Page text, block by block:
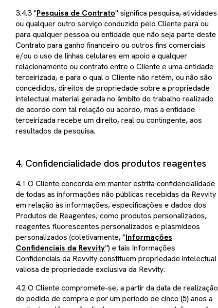
3.4.3 "Pesquisa de Contrato" significa pesquisa, atividades
ou qualquer outro serviço conduzido pelo Cliente para ou
para qualquer pessoa ou entidade que não seja parte deste
Contrato para ganho financeiro ou outros fins comerciais
e/ou o uso de linhas celulares em apoio a qualquer
relacionamento ou contrato entre o Cliente e uma entidade
terceirizada, e para o qual o Cliente não retém, ou não são
concedidos, direitos de propriedade sobre a propriedade
intelectual material gerada no âmbito do trabalho realizado
de acordo com tal relação ou acordo, mas a entidade
terceirizada recebe um direito, real ou contingente, aos
resultados da pesquisa.
4. Confidencialidade dos produtos reagentes
4.1 O Cliente concorda em manter estrita confidencialidade
de todas as informações não públicas recebidas da Revvity
em relação às informações, especificações e dados dos
Produtos de Reagentes, como produtos personalizados,
reagentes fluorescentes personalizados e plasmídeos
personalizados (coletivamente, "Informações
Confidenciais da Revvity") e tais Informações
Confidenciais da Revvity constituem propriedade intelectual
valiosa de propriedade exclusiva da Revvity.
4.2 O Cliente compromete-se, a partir da data de realização
do pedido de compra e por um período de cinco (5) anos a